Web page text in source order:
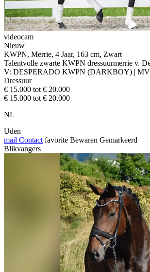
videocam
Nieuw
KWPN, Merrie, 4 Jaar, 163 cm, Zwart
Talentvolle zwarte KWPN dressuurmerrie v.
V: DESPERADO KWPN (DARKBOY) |
Dressuur
€ 15.000 tot € 20.000
€ 15.000 tot € 20.000
NL
Uden
mail Contact favorite Bewaren Gemarkeerd
Blikvangers